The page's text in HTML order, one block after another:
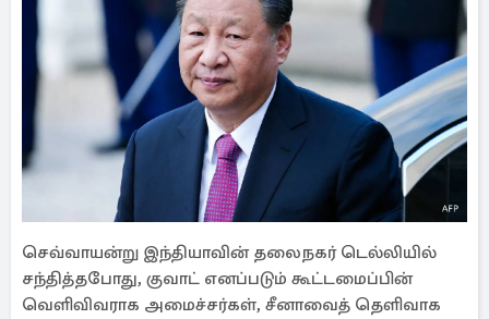
செவ்வாயன்று இந்தியாவின் தலைநகர் டெல்லியில்
சந்தித்தபோது, ​​குவாட் எனப்படும் கூட்டமைப்பின்
வெளிவிவராக அமைச்சர்கள், சீனாவைத் தெளிவாக